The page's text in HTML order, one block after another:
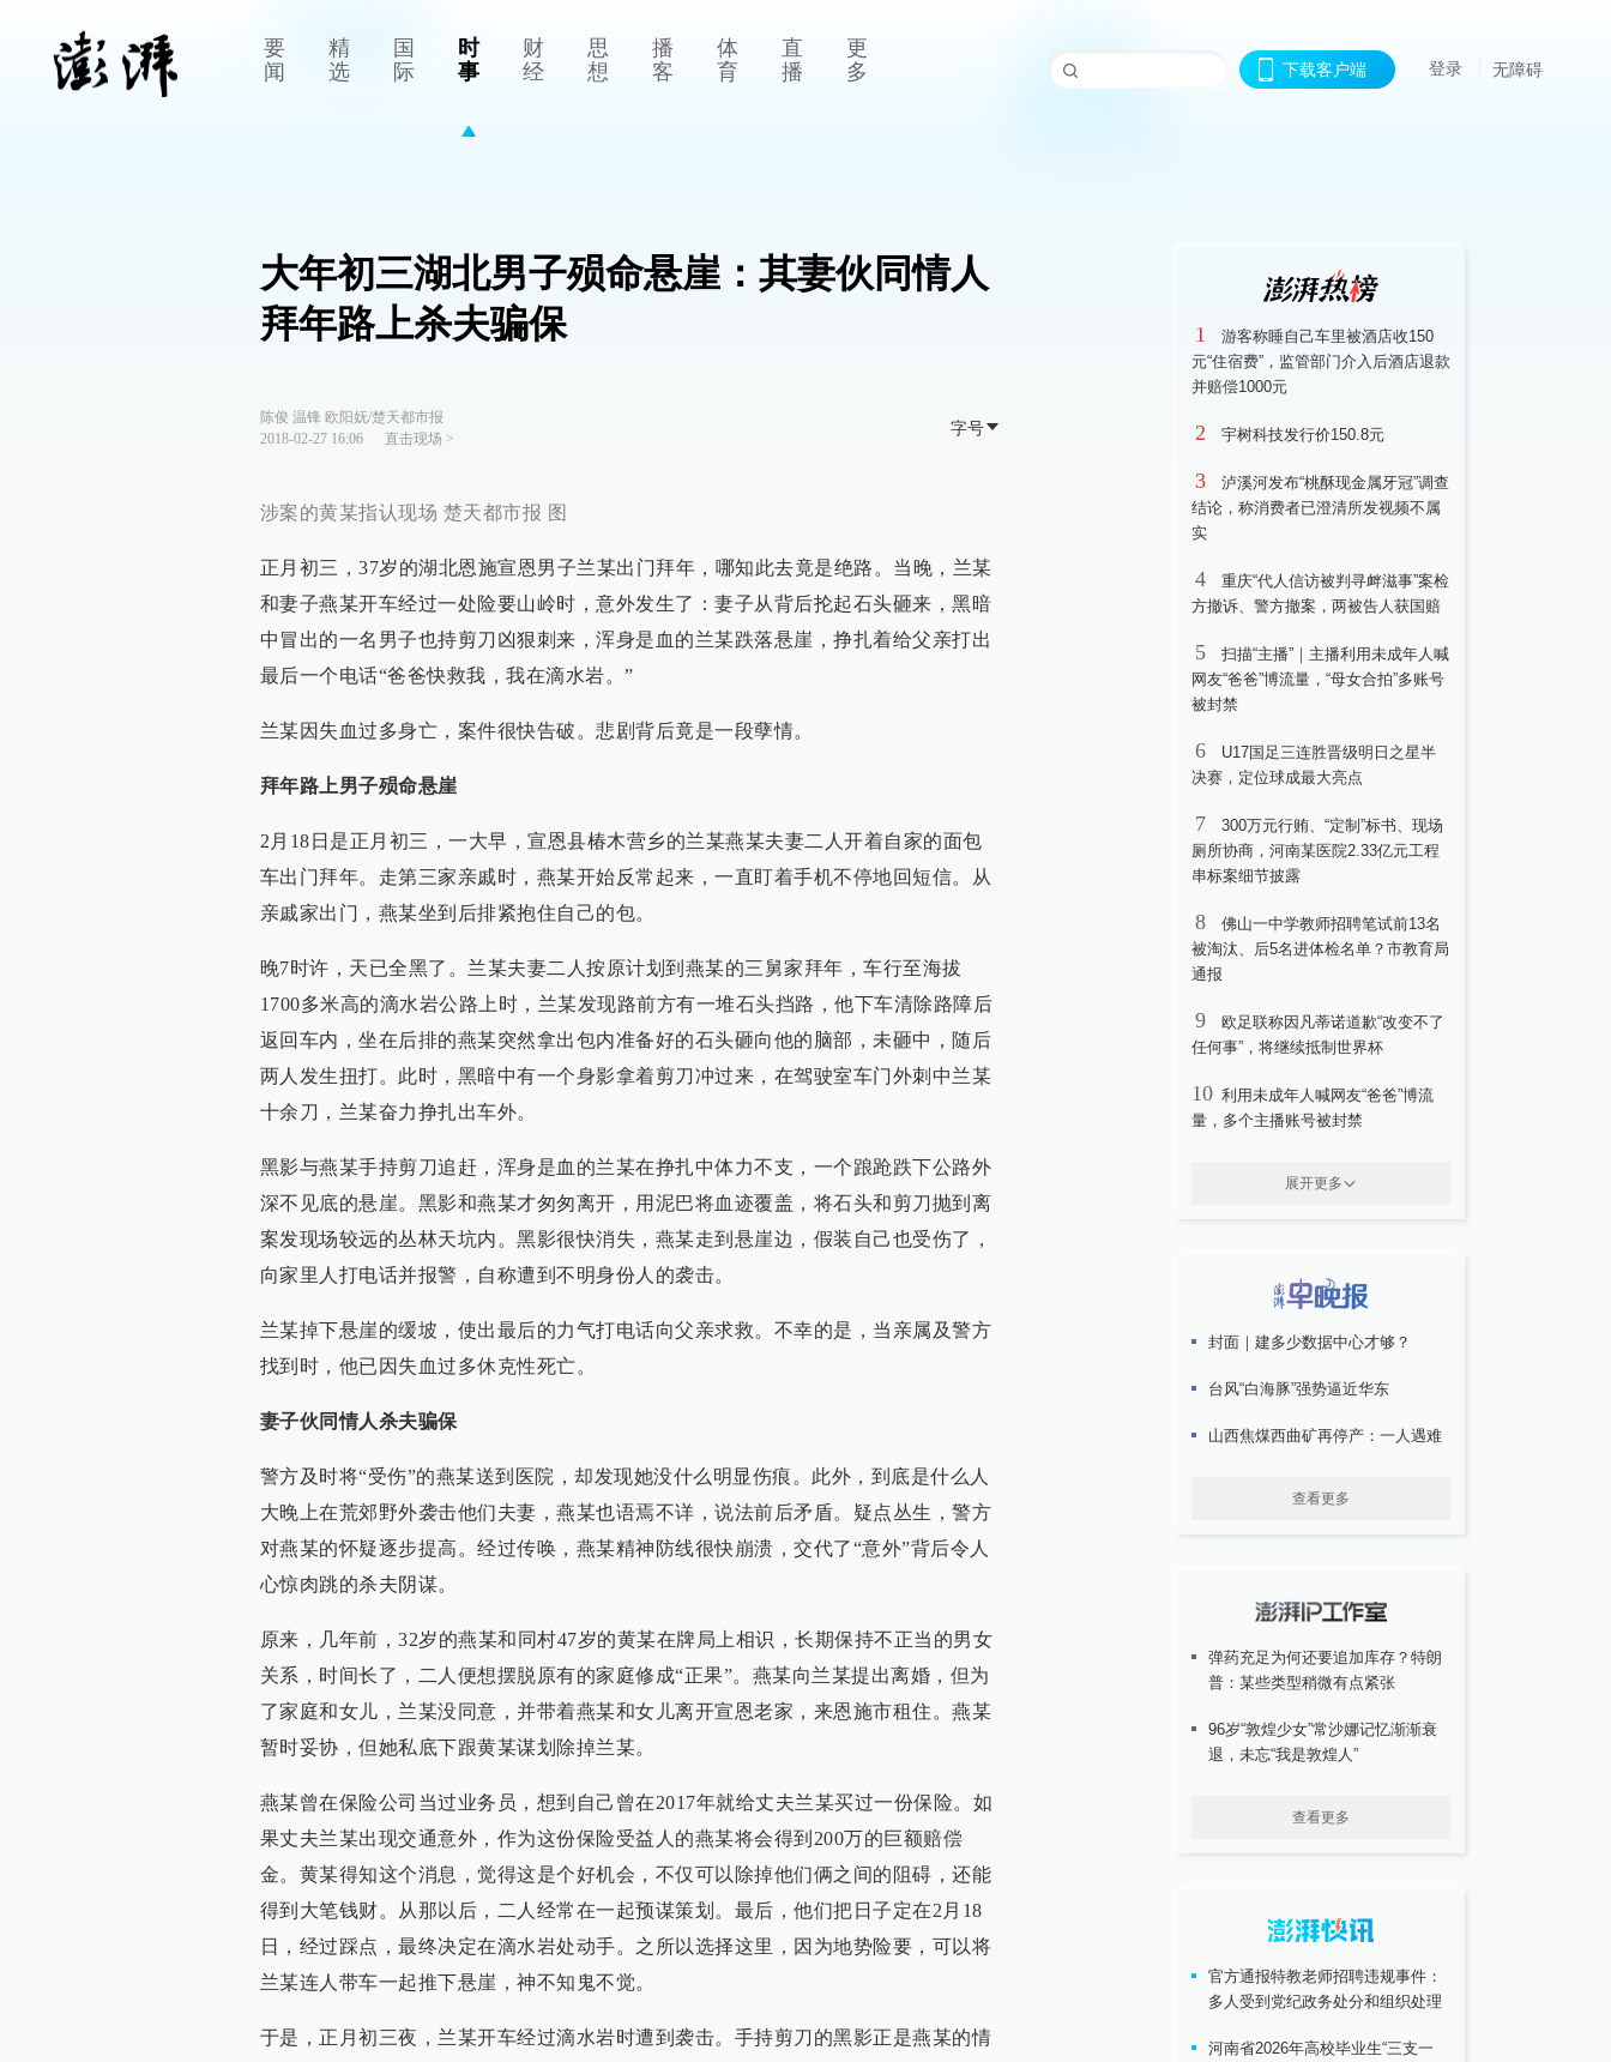
要
闻
精
选
国
际
时
事
财
经
思
想
播
客
体
育
直
播
更
多
下载客户端 登录 无障碍
大年初三湖北男子殒命悬崖：其妻伙同情人
拜年路上杀夫骗保
陈俊 温锋 欧阳妩/楚天都市报
2018-02-27 16:06
直击现场 >
字号
涉案的黄某指认现场 楚天都市报 图
正月初三，37岁的湖北恩施宣恩男子兰某出门拜年，哪知此去竟是绝路。当晚，兰某
和妻子燕某开车经过一处险要山岭时，意外发生了：妻子从背后抡起石头砸来，黑暗
中冒出的一名男子也持剪刀凶狠刺来，浑身是血的兰某跌落悬崖，挣扎着给父亲打出
最后一个电话“爸爸快救我，我在滴水岩。”
兰某因失血过多身亡，案件很快告破。悲剧背后竟是一段孽情。
拜年路上男子殒命悬崖
2月18日是正月初三，一大早，宣恩县椿木营乡的兰某燕某夫妻二人开着自家的面包
车出门拜年。走第三家亲戚时，燕某开始反常起来，一直盯着手机不停地回短信。从
亲戚家出门，燕某坐到后排紧抱住自己的包。
晚7时许，天已全黑了。兰某夫妻二人按原计划到燕某的三舅家拜年，车行至海拔
1700多米高的滴水岩公路上时，兰某发现路前方有一堆石头挡路，他下车清除路障后
返回车内，坐在后排的燕某突然拿出包内准备好的石头砸向他的脑部，未砸中，随后
两人发生扭打。此时，黑暗中有一个身影拿着剪刀冲过来，在驾驶室车门外刺中兰某
十余刀，兰某奋力挣扎出车外。
黑影与燕某手持剪刀追赶，浑身是血的兰某在挣扎中体力不支，一个踉跄跌下公路外
深不见底的悬崖。黑影和燕某才匆匆离开，用泥巴将血迹覆盖，将石头和剪刀抛到离
案发现场较远的丛林天坑内。黑影很快消失，燕某走到悬崖边，假装自己也受伤了，
向家里人打电话并报警，自称遭到不明身份人的袭击。
兰某掉下悬崖的缓坡，使出最后的力气打电话向父亲求救。不幸的是，当亲属及警方
找到时，他已因失血过多休克性死亡。
妻子伙同情人杀夫骗保
警方及时将“受伤”的燕某送到医院，却发现她没什么明显伤痕。此外，到底是什么人
大晚上在荒郊野外袭击他们夫妻，燕某也语焉不详，说法前后矛盾。疑点丛生，警方
对燕某的怀疑逐步提高。经过传唤，燕某精神防线很快崩溃，交代了“意外”背后令人
心惊肉跳的杀夫阴谋。
原来，几年前，32岁的燕某和同村47岁的黄某在牌局上相识，长期保持不正当的男女
关系，时间长了，二人便想摆脱原有的家庭修成“正果”。燕某向兰某提出离婚，但为
了家庭和女儿，兰某没同意，并带着燕某和女儿离开宣恩老家，来恩施市租住。燕某
暂时妥协，但她私底下跟黄某谋划除掉兰某。
燕某曾在保险公司当过业务员，想到自己曾在2017年就给丈夫兰某买过一份保险。如
果丈夫兰某出现交通意外，作为这份保险受益人的燕某将会得到200万的巨额赔偿
金。黄某得知这个消息，觉得这是个好机会，不仅可以除掉他们俩之间的阻碍，还能
得到大笔钱财。从那以后，二人经常在一起预谋策划。最后，他们把日子定在2月18
日，经过踩点，最终决定在滴水岩处动手。之所以选择这里，因为地势险要，可以将
兰某连人带车一起推下悬崖，神不知鬼不觉。
于是，正月初三夜，兰某开车经过滴水岩时遭到袭击。手持剪刀的黑影正是燕某的情
1
游客称睡自己车里被酒店收150
元“住宿费”，监管部门介入后酒店退款
并赔偿1000元
2 宇树科技发行价150.8元
3
泸溪河发布“桃酥现金属牙冠”调查
结论，称消费者已澄清所发视频不属
实
4
重庆“代人信访被判寻衅滋事”案检
方撤诉、警方撤案，两被告人获国赔
5
扫描“主播”｜主播利用未成年人喊
网友“爸爸”博流量，“母女合拍”多账号
被封禁
6
U17国足三连胜晋级明日之星半
决赛，定位球成最大亮点
7
300万元行贿、“定制”标书、现场
厕所协商，河南某医院2.33亿元工程
串标案细节披露
8
佛山一中学教师招聘笔试前13名
被淘汰、后5名进体检名单？市教育局
通报
9
欧足联称因凡蒂诺道歉“改变不了
任何事”，将继续抵制世界杯
10 利用未成年人喊网友“爸爸”博流
量，多个主播账号被封禁
展开更多
封面｜建多少数据中心才够？
台风“白海豚”强势逼近华东
山西焦煤西曲矿再停产：一人遇难
查看更多
弹药充足为何还要追加库存？特朗
普：某些类型稍微有点紧张
96岁“敦煌少女”常沙娜记忆渐渐衰
退，未忘“我是敦煌人”
查看更多
官方通报特教老师招聘违规事件：
多人受到党纪政务处分和组织处理
河南省2026年高校毕业生“三支一